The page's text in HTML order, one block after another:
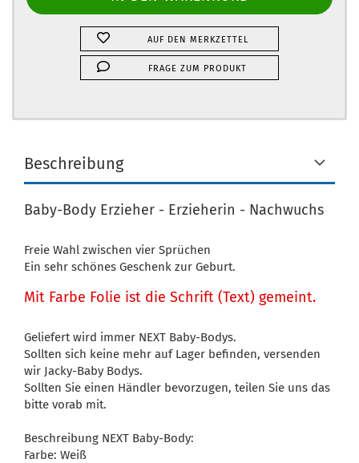
AUF DEN MERKZETTEL
FRAGE ZUM PRODUKT
Beschreibung
Baby-Body Erzieher - Erzieherin - Nachwuchs
Freie Wahl zwischen vier Sprüchen
Ein sehr schönes Geschenk zur Geburt.
Mit Farbe Folie ist die Schrift (Text) gemeint.
Geliefert wird immer NEXT Baby-Bodys.
Sollten sich keine mehr auf Lager befinden, versenden
wir Jacky-Baby Bodys.
Sollten Sie einen Händler bevorzugen, teilen Sie uns das
bitte vorab mit.
Beschreibung NEXT Baby-Body:
Farbe: Weiß